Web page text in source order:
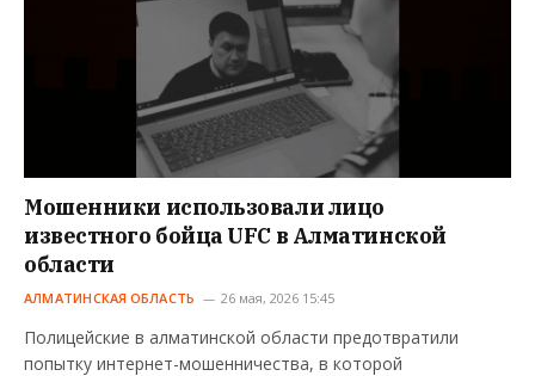
Мошенники использовали лицо
известного бойца UFC в Алматинской
области
АЛМАТИНСКАЯ ОБЛАСТЬ 26 мая, 2026 15:45
Полицейские в алматинской области предотвратили
попытку интернет-мошенничества, в которой